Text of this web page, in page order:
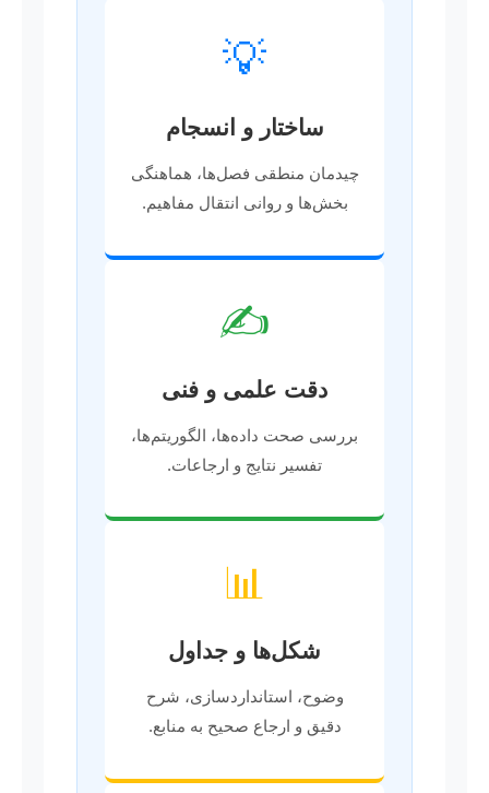
💡
ساختار و انسجام
چیدمان منطقی فصل‌ها، هماهنگی
بخش‌ها و روانی انتقال مفاهیم.
✍️
دقت علمی و فنی
بررسی صحت داده‌ها، الگوریتم‌ها،
تفسیر نتایج و ارجاعات.
📊
شکل‌ها و جداول
وضوح، استانداردسازی، شرح
دقیق و ارجاع صحیح به منابع.